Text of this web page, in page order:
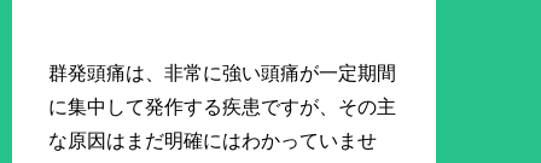
群発頭痛は、非常に強い頭痛が一定期間
に集中して発作する疾患ですが、その主
な原因はまだ明確にはわかっていませ